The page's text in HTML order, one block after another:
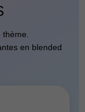
thème.
en blended